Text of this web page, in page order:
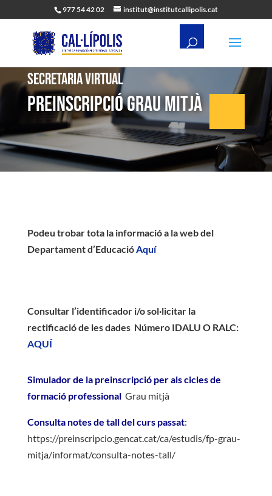
977 54 42 02 institut@institutcallipolis.cat
Secretaria virtual
Preinscripció Grau Mitjà
Podeu trobar tota la informació a la web del
Departament d’EducacióAquí
Consultar l’identificador i/o sol·licitar la
rectificació de les dades Número IDALU O RALC:
AQUÍ
Simulador de la preinscripció per als cicles de
formació professional Grau mitjà
Consulta notes de tall del curs passat:
https://preinscripcio.gencat.cat/ca/estudis/fp-grau-
mitja/informat/consulta-notes-tall/